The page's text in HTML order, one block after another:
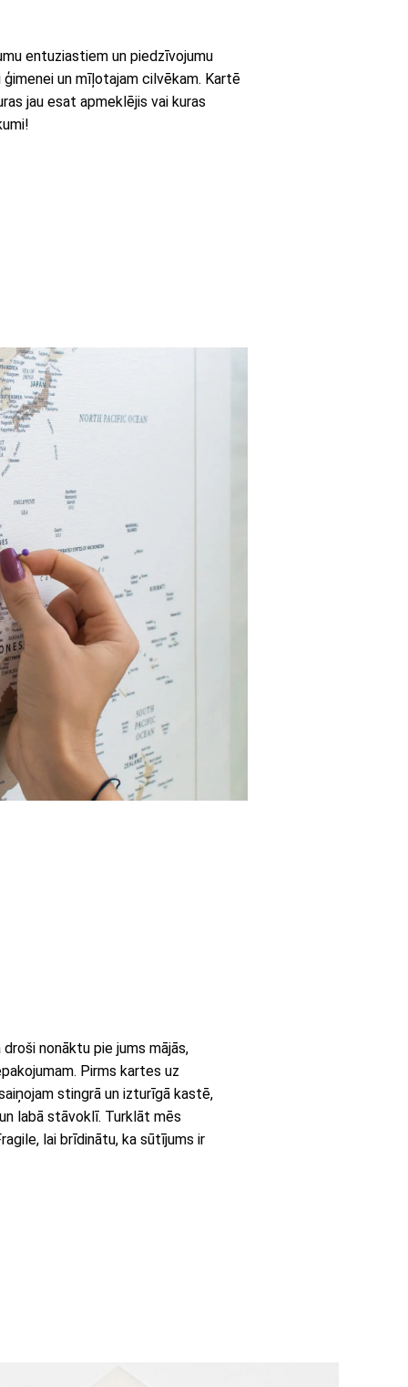
entuziastiem un piedzīvojumu
un mīļotajam cilvēkam. Kartē
jau esat apmeklējis vai kuras
nonāktu pie jums mājās,
Pirms kartes uz
stingrā un izturīgā kastē,
labā stāvoklī. Turklāt mēs
lai brīdinātu, ka sūtījums ir